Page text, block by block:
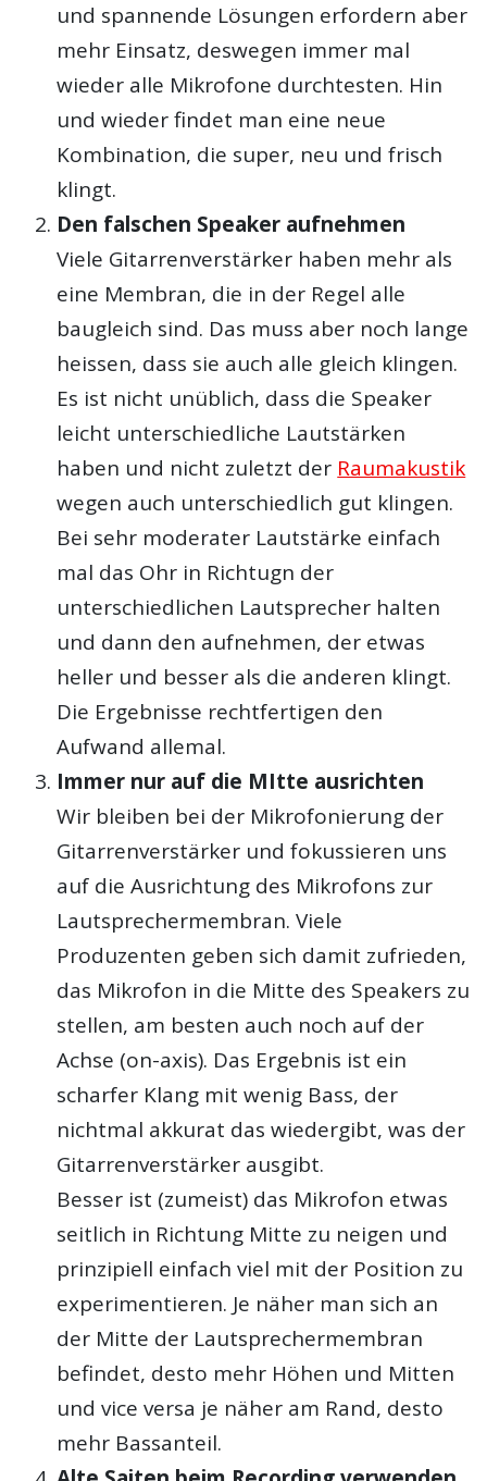
und spannende Lösungen erfordern aber
mehr Einsatz, deswegen immer mal
wieder alle Mikrofone durchtesten. Hin
und wieder findet man eine neue
Kombination, die super, neu und frisch
klingt.
Den falschen Speaker aufnehmen
Viele Gitarrenverstärker haben mehr als
eine Membran, die in der Regel alle
baugleich sind. Das muss aber noch lange
heissen, dass sie auch alle gleich klingen.
Es ist nicht unüblich, dass die Speaker
leicht unterschiedliche Lautstärken
haben und nicht zuletzt der Raumakustik
wegen auch unterschiedlich gut klingen.
Bei sehr moderater Lautstärke einfach
mal das Ohr in Richtugn der
unterschiedlichen Lautsprecher halten
und dann den aufnehmen, der etwas
heller und besser als die anderen klingt.
Die Ergebnisse rechtfertigen den
Aufwand allemal.
Immer nur auf die MItte ausrichten
Wir bleiben bei der Mikrofonierung der
Gitarrenverstärker und fokussieren uns
auf die Ausrichtung des Mikrofons zur
Lautsprechermembran. Viele
Produzenten geben sich damit zufrieden,
das Mikrofon in die Mitte des Speakers zu
stellen, am besten auch noch auf der
Achse (on-axis). Das Ergebnis ist ein
scharfer Klang mit wenig Bass, der
nichtmal akkurat das wiedergibt, was der
Gitarrenverstärker ausgibt.
Besser ist (zumeist) das Mikrofon etwas
seitlich in Richtung Mitte zu neigen und
prinzipiell einfach viel mit der Position zu
experimentieren. Je näher man sich an
der Mitte der Lautsprechermembran
befindet, desto mehr Höhen und Mitten
und vice versa je näher am Rand, desto
mehr Bassanteil.